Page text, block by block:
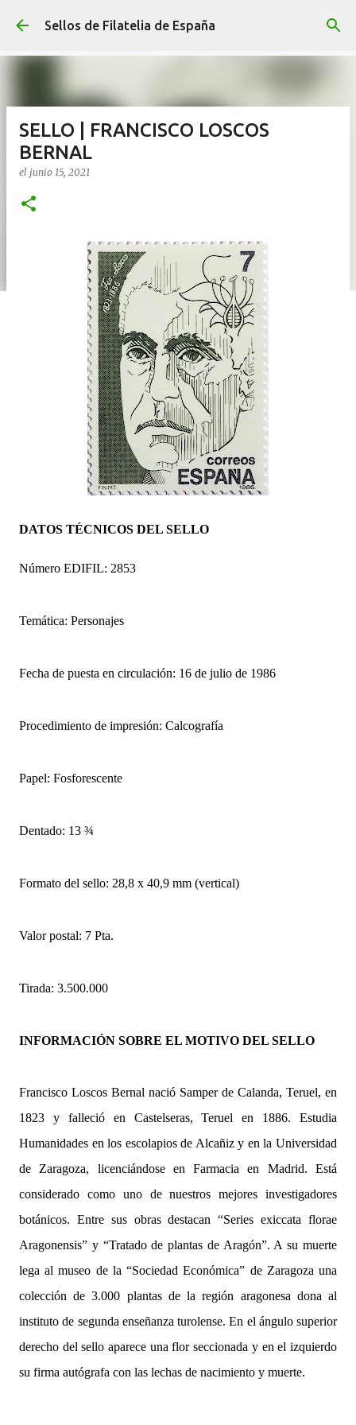
Ir al contenido principal
Sellos de Filatelia de España
SELLO | FRANCISCO LOSCOS
BERNAL
el junio 15, 2021
DATOS TÉCNICOS DEL SELLO
Número EDIFIL: 2853
Temática: Personajes
Fecha de puesta en circulación: 16 de julio de 1986
Procedimiento de impresión: Calcografía
Papel: Fosforescente
Dentado: 13 ¾
Formato del sello: 28,8 x 40,9 mm (vertical)
Valor postal: 7 Pta.
Tirada: 3.500.000
INFORMACIÓN SOBRE EL MOTIVO DEL SELLO
Francisco Loscos Bernal nació Samper de Calanda, Teruel, en
1823 y falleció en Castelseras, Teruel en 1886. Estudia
Humanidades en los escolapios de Alcañiz y en la Universidad
de Zaragoza, licenciándose en Farmacia en Madrid. Está
considerado como uno de nuestros mejores investigadores
botánicos. Entre sus obras destacan “Series exiccata florae
Aragonensis” y “Tratado de plantas de Aragón”. A su muerte
lega al museo de la “Sociedad Económica” de Zaragoza una
colección de 3.000 plantas de la región aragonesa dona al
instituto de segunda enseñanza turolense. En el ángulo superior
derecho del sello aparece una flor seccionada y en el izquierdo
su firma autógrafa con las lechas de nacimiento y muerte.